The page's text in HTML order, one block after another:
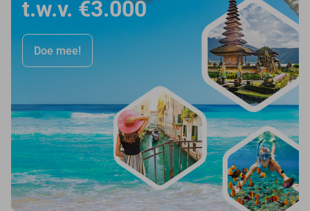
t.w.v. €3.000
Doe mee!